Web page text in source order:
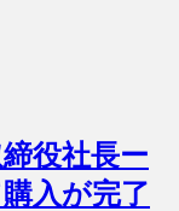
役社長ー
入が完了